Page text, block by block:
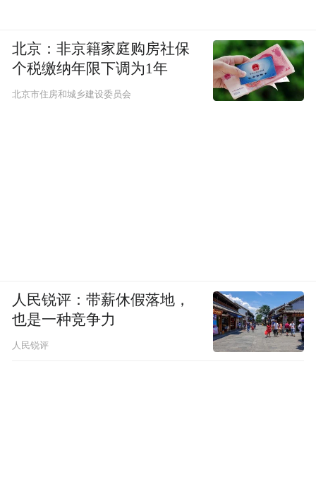
北京：非京籍家庭购房社保
个税缴纳年限下调为1年
北京市住房和城乡建设委员会
人民锐评：带薪休假落地，
也是一种竞争力
人民锐评